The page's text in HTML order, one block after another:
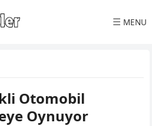
☰ MENU
Otomobil
Oynuyor